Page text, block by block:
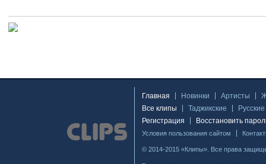
Главная Новинки Артисты
Все клипы
Таджикские
Русские
Регистрация
Восстановить
Условия пользования сайтом
© 2014-2015 «Клипы». Все права